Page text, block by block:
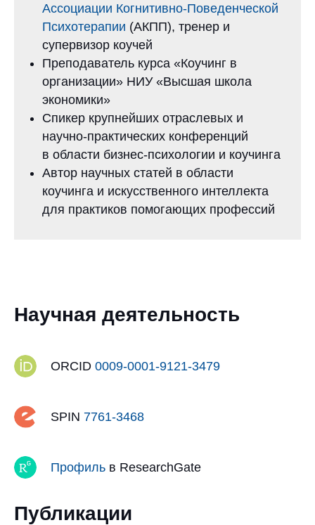
Ассоциации Когнитивно-Поведенческой
Психотерапии (АКПП), тренер и
супервизор коучей
Преподаватель курса «Коучинг в
организации» НИУ «Высшая школа
экономики»
Спикер крупнейших отраслевых и
научно-практических конференций
в области бизнес-психологии и коучинга
Автор научных статей в области
коучинга и искусственного интеллекта
для практиков помогающих профессий
Научная деятельность
ORCID 0009-0001-9121-3479
SPIN 7761-3468
Профиль в ResearchGate
Публикации